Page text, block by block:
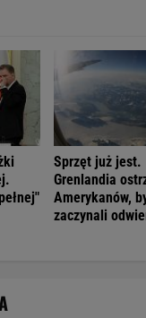
Sprzęt już jest.
Grenlandia
Amerykanów,
zaczynali